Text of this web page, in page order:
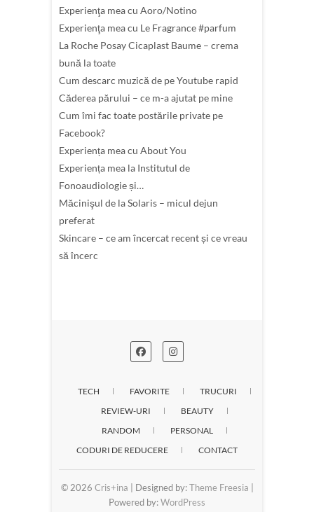
Experienţa mea cu Aoro/Notino
Experienţa mea cu Le Fragrance #parfum
La Roche Posay Cicaplast Baume – crema
bună la toate
Cum descarc muzică de pe Youtube rapid
Căderea părului – ce m-a ajutat pe mine
Cum îmi fac toate postările private pe
Facebook?
Experiența mea cu About You
Experiența mea la Institutul de
Fonoaudiologie și…
Măcinişul de la Solaris – micul dejun
preferat
Skincare – ce am încercat recent și ce vreau
să încerc
TECH FAVORITE
TRUCURI
REVIEW-URI
BEAUTY
RANDOM
PERSONAL
CODURI DE REDUCERE
CONTACT
© 2026 Cris+ina | Designed by:Theme Freesia |
Powered by:WordPress